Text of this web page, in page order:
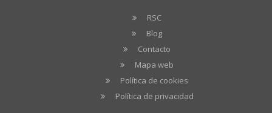
RSC
Blog
Contacto
Mapa web
Política de cookies
Política de privacidad